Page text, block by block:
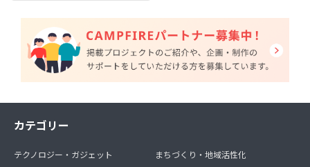
カテゴリー
テクノロジー・ガジェット
まちづくり・地域活性化